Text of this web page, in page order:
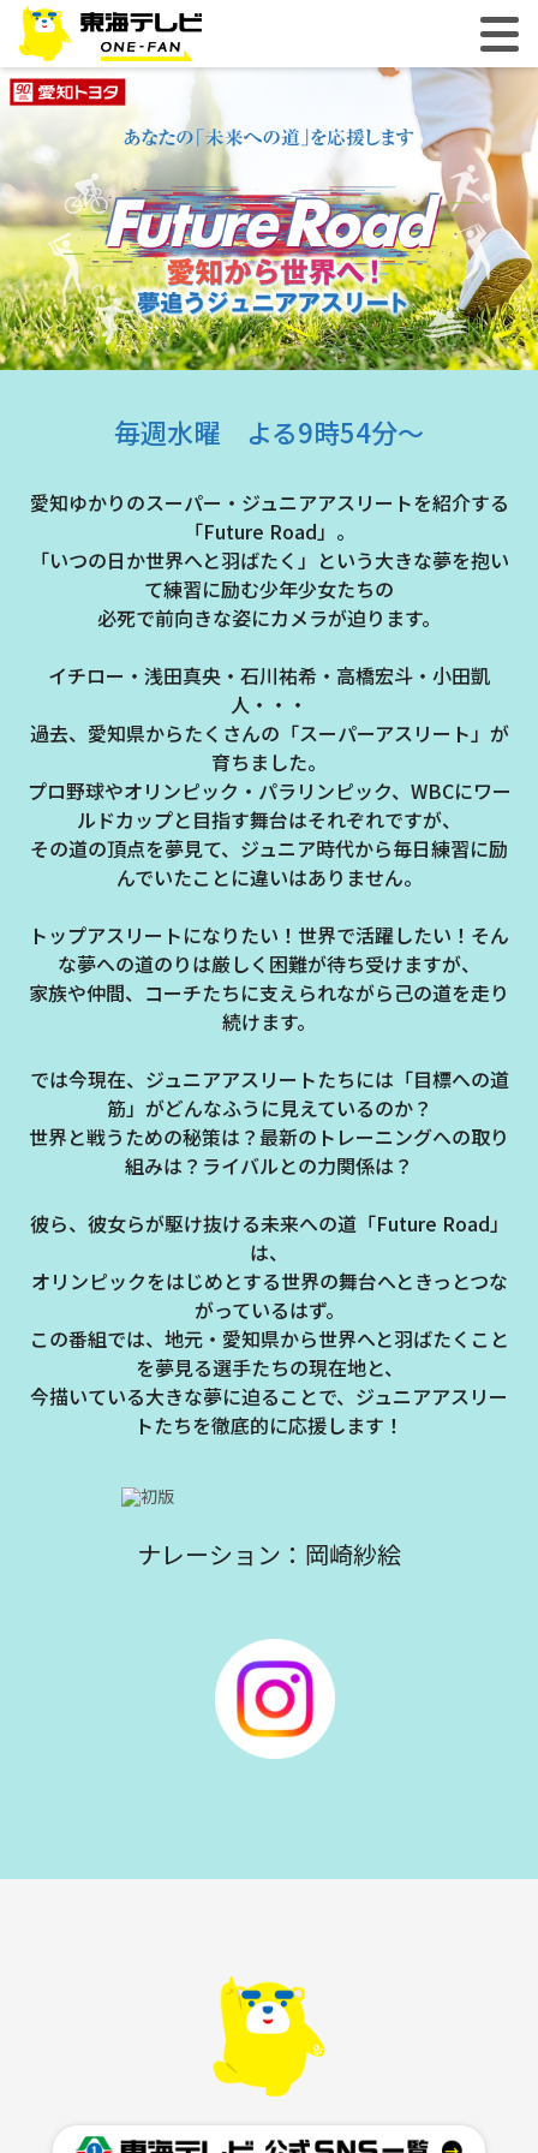
毎週水曜 よる9時54分～
愛知ゆかりのスーパー・ジュニアアスリートを紹介する
「Future Road」。
「いつの日か世界へと羽ばたく」という大きな夢を抱い
て練習に励む少年少女たちの
必死で前向きな姿に​カメラが迫ります。​
イチロー・浅田真央・石川祐希・高橋宏斗・小田凱
人・・・​
過去、愛知県からたくさんの「スーパーアスリート」が
育ちました。
プロ野球やオリンピック・パラリンピック、WBCにワー
ルドカップと目指す舞台はそれぞれですが、
その道の頂点を夢見て、ジュニア時代から毎日練習に励
んでいたことに違いはありません。​
トップアスリートになりたい！世界で活躍したい！そん
な夢への道のりは厳しく困難が待ち受けますが、
家族や仲間、コーチたちに支えられながら己の道を走り
続けます。​
では今現在、ジュニアアスリートたちには「目標への道
筋」がどんなふうに見えているのか？
世界と戦うための秘策は？最新のトレーニングへの取り
組みは？ライバルとの力関係は？​
彼ら、彼女らが駆け抜ける未来への道「Future Road」
は、
オリンピックをはじめとする世界の舞台へときっとつな
がっているはず。
この番組では、地元・愛知県から世界へと羽ばたくこと
を夢見る選手たちの現在地と、
今描いている大きな夢に迫ることで、ジュニアアスリー
トたちを徹底的に応援します！
ナレーション：岡崎紗絵